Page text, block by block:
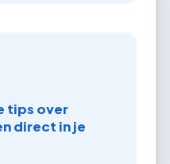
tips over
direct in je